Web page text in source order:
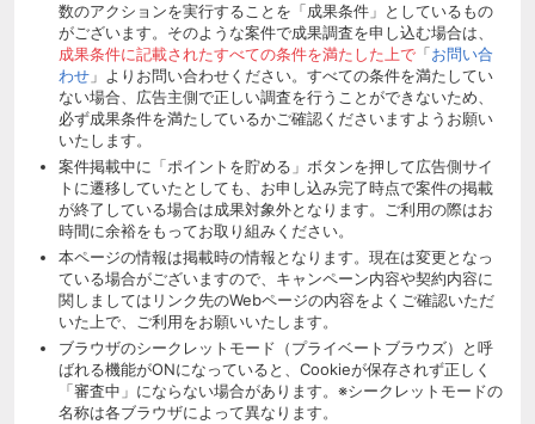
数のアクションを実行することを「成果条件」としているもの
がございます。そのような案件で成果調査を申し込む場合は、
成果条件に記載されたすべての条件を満たした上で「お問い合
わせ」よりお問い合わせください。すべての条件を満たしてい
ない場合、広告主側で正しい調査を行うことができないため、
必ず成果条件を満たしているかご確認くださいますようお願い
いたします。
案件掲載中に「ポイントを貯める」ボタンを押して広告側サイ
トに遷移していたとしても、お申し込み完了時点で案件の掲載
が終了している場合は成果対象外となります。ご利用の際はお
時間に余裕をもってお取り組みください。
本ページの情報は掲載時の情報となります。現在は変更となっ
ている場合がございますので、キャンペーン内容や契約内容に
関しましてはリンク先のWebページの内容をよくご確認いただ
いた上で、ご利用をお願いいたします。
ブラウザのシークレットモード（プライベートブラウズ）と呼
ばれる機能がONになっていると、Cookieが保存されず正しく
「審査中」にならない場合があります。※シークレットモードの
名称は各ブラウザによって異なります。